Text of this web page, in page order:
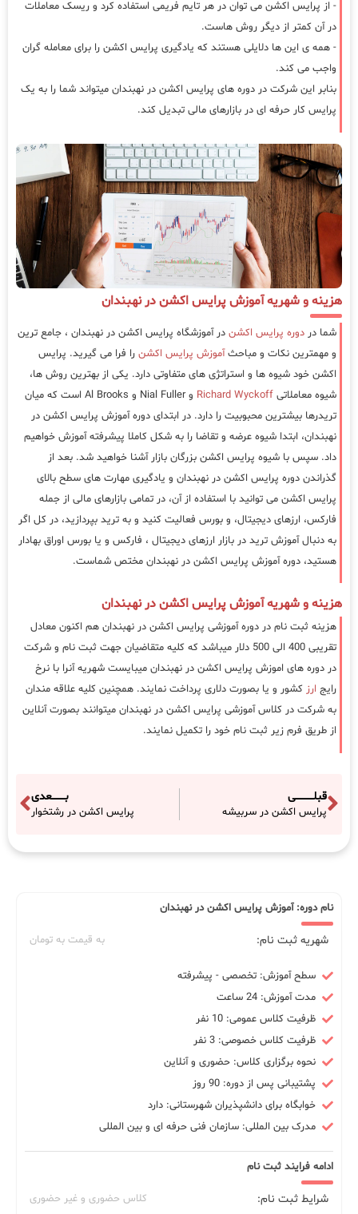
- از پرایس اکشن می توان در هر تایم فریمی استفاده کرد و ریسک معاملات
در آن کمتر از دیگر روش هاست.
- همه ی این ها دلایلی هستند که یادگیری پرایس اکشن را برای معامله گران
واجب می کند.
بنابر این شرکت در دوره های پرایس اکشن در نهبندان میتواند شما را به یک
پرایس کار حرفه ای در بازارهای مالی تبدیل کند.
هزینه و شهریه آموزش پرایس اکشن در نهبندان
شما در دوره پرایس اکشن در آموزشگاه پرایس اکشن در نهبندان ، جامع ترین
و مهمترین نکات و مباحثآموزش پرایس اکشن را فرا می گیرید. پرایس
اکشن خود شیوه ها و استراتژی های متفاوتی دارد. یکی از بهترین روش ها،
شیوه معاملاتی Richard Wyckoff
و Nial Fuller و Al Brooks است که میان
تریدرها بیشترین محبوبیت را دارد. در ابتدای دوره آموزش پرایس اکشن در
نهبندان، ابتدا شیوه عرضه و تقاضا را به شکل کاملا پیشرفته آموزش خواهیم
داد. سپس با شیوه پرایس اکشن بزرگان بازار آشنا خواهید شد. بعد از
گذراندن دوره پرایس اکشن در نهبندان و یادگیری مهارت های سطح بالای
پرایس اکشن می توانید با استفاده از آن، در تمامی بازارهای مالی از جمله
فارکس، ارزهای دیجیتال، و بورس فعالیت کنید و به ترید بپردازید، در کل اگر
به دنبال آموزش ترید در بازار ارزهای دیجیتال ، فارکس و یا بورس اوراق بهادار
هستید، دوره آموزش پرایس اکشن در نهبندان مختص شماست.
هزینه و شهریه آموزش پرایس اکشن در نهبندان
هزینه ثبت نام در دوره آموزشی پرایس اکشن در نهبندان هم اکنون معادل
تقریبی 400 الی 500 دلار میباشد که کلیه متقاضیان جهت ثبت نام و شرکت
در دوره های اموزش پرایس اکشن در نهبندان میبایست شهریه آنرا با نرخ
رایج ارز کشور و یا بصورت دلاری پرداخت نمایند. همچنین کلیه علاقه مندان
به شرکت در کلاس آموزشی پرایس اکشن در نهبندان میتوانند بصورت آنلاین
از طریق فرم زیر ثبت نام خود را تکمیل نمایند.
قبلـــــــــــی
پرایس اکشن در سربیشه
بــــــــعدی
پرایس اکشن در رشتخوار
نام دوره: آموزش پرایس اکشن در نهبندان
شهریه ثبت نام: به قیمت به تومان
سطح آموزش: تخصصی - پیشرفته
مدت آموزش: 24 ساعت
ظرفیت کلاس عمومی: 10 نفر
ظرفیت کلاس خصوصی: 3 نفر
نحوه برگزاری کلاس: حضوری و آنلاین
پشتیبانی پس از دوره: 90 روز
خوابگاه برای دانشپذیران شهرستانی: دارد
مدرک بین المللی: سازمان فنی حرفه ای و بین المللی
ادامه فرایند ثبت نام
شرایط ثبت نام: کلاس حضوری و غیر حضوری